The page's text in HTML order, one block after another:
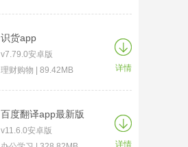
识货app
v7.79.0安卓版
理财购物 | 89.42MB
详情
百度翻译app最新版
v11.6.0安卓版
详情